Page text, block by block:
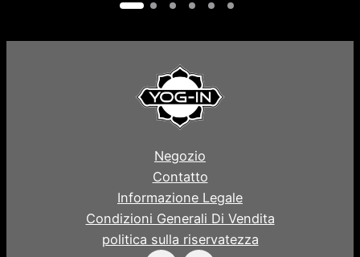
Negozio
Contatto
Informazione Legale
Condizioni Generali Di Vendita
politica sulla riservatezza